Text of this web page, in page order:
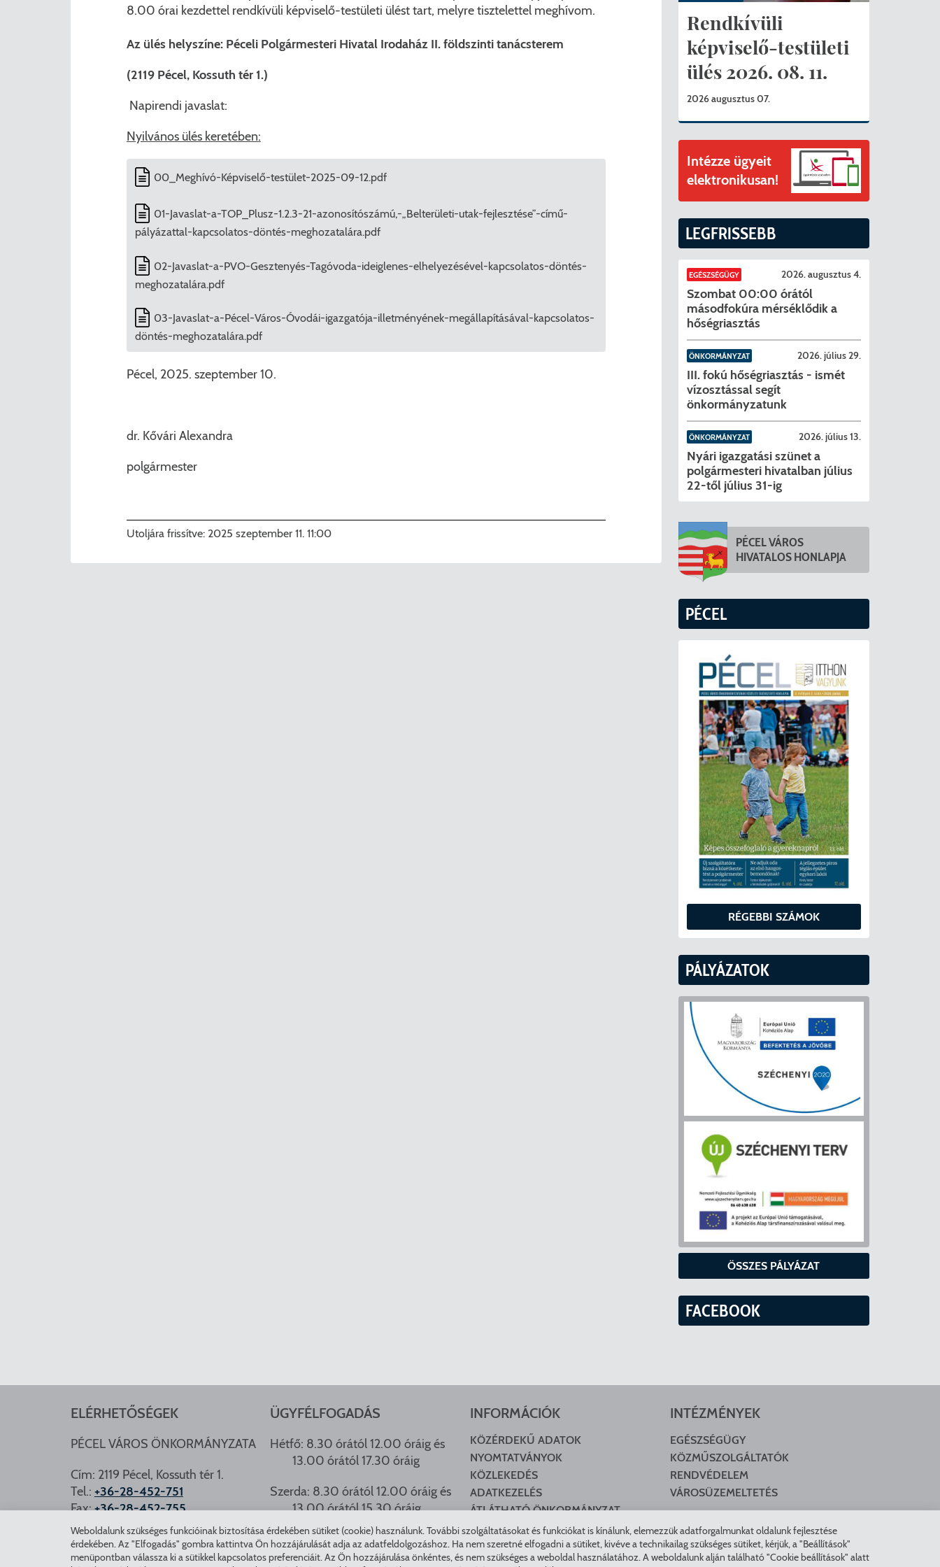
Komplex csapadékvíz-elvezetés korszerűsítése Pécelen II. ütem
Pécel Város Önkormányzata 250 000 000 Ft értékű támogatást nyert az alábbi projekt vonatkozásában.
8.00 órai kezdettel rendkívüli képviselő-testületi ülést tart, melyre tisztelettel meghívom.
Az ülés helyszíne: Péceli Polgármesteri Hivatal Irodaház II. földszinti tanácsterem
(2119 Pécel, Kossuth tér 1.)
Napirendi javaslat:
Nyilvános ülés keretében:
00_Meghívó-Képviselő-testület-2025-09-12.pdf
01-Javaslat-a-TOP_Plusz-1.2.3-21-azonosítószámú,-„Belterületi-utak-fejlesztése”-című-
pályázattal-kapcsolatos-döntés-meghozatalára.pdf
02-Javaslat-a-PVO-Gesztenyés-Tagóvoda-ideiglenes-elhelyezésével-kapcsolatos-döntés-
meghozatalára.pdf
03-Javaslat-a-Pécel-Város-Óvodái-igazgatója-illetményének-megállapításával-kapcsolatos-
döntés-meghozatalára.pdf
Pécel, 2025. szeptember 10.
dr. Kővári Alexandra
polgármester
Utoljára frissítve: 2025 szeptember 11. 11:00
Rendkívüli
képviselő-testületi
ülés 2026. 08. 11.
2026 augusztus 07.
Intézze ügyeit
elektronikusan!
LEGFRISSEBB
EGÉSZSÉGÜGY 2026. augusztus 4.
Szombat 00:00 órától
másodfokúra mérséklődik a
hőségriasztás
ÖNKORMÁNYZAT 2026. július 29.
III. fokú hőségriasztás - ismét
vízosztással segít
önkormányzatunk
ÖNKORMÁNYZAT 2026. július 13.
Nyári igazgatási szünet a
polgármesteri hivatalban július
22-től július 31-ig
PÉCEL VÁROS
HIVATALOS HONLAPJA
PÉCEL
RÉGEBBI SZÁMOK
PÁLYÁZATOK
ÖSSZES PÁLYÁZAT
FACEBOOK
ELÉRHETŐSÉGEK
PÉCEL VÁROS ÖNKORMÁNYZATA
Cím: 2119 Pécel, Kossuth tér 1.
Tel.: +36-28-452-751
Fax:+36-28-452-755
e-mail:
hivatal@pecel.hu
Weboldallal kapcsolatos észrevételek:
ÜGYFÉLFOGADÁS
Hétfő: 8.30 órától 12.00 óráig és
13.00 órától 17.30 óráig
Szerda: 8.30 órától 12.00 óráig és
13.00 órától 15.30 óráig
PÉCEL.HU ARCHÍVUM
INFORMÁCIÓK
KÖZÉRDEKŰ ADATOK
NYOMTATVÁNYOK
KÖZLEKEDÉS
ADATKEZELÉS
ÁTLÁTHATÓ ÖNKORMÁNYZAT
COOKIE BEÁLLÍTÁSOK
INTÉZMÉNYEK
EGÉSZSÉGÜGY
KÖZMŰSZOLGÁLTATÓK
RENDVÉDELEM
VÁROSÜZEMELTETÉS
KERESÉS
Weboldalunk szükséges funkcióinak biztosítása érdekében sütiket (cookie) használunk. További szolgáltatásokat és funkciókat is kínálunk, elemezzük adatforgalmunkat oldalunk fejlesztése
érdekében. Az "Elfogadás" gombra kattintva Ön hozzájárulását adja az adatfeldolgozáshoz. Ha nem szeretné elfogadni a sütiket, kivéve a technikailag szükséges sütiket, kérjük, a "Beállítások"
menüpontban válassza ki a sütikkel kapcsolatos preferenciáit. Az Ön hozzájárulása önkéntes, és nem szükséges a weboldal használatához. A weboldalunk alján található "Cookie beállítások" alatt